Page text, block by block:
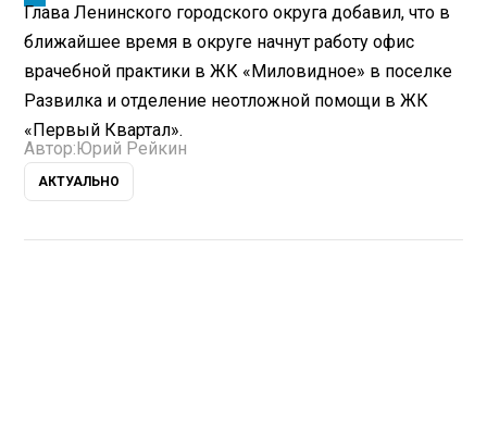
Глава Ленинского городского округа добавил, что в
ближайшее время в округе начнут работу офис
врачебной практики в ЖК «Миловидное» в поселке
Развилка и отделение неотложной помощи в ЖК
«Первый Квартал».
Автор:Юрий Рейкин
АКТУАЛЬНО